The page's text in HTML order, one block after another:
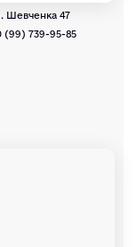
Шевченка 47
(99) 739-95-85